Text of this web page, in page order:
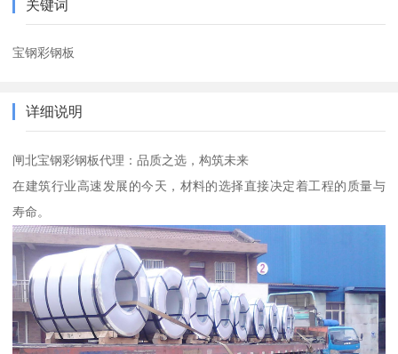
关键词
宝钢彩钢板
详细说明
闸北宝钢彩钢板代理：品质之选，构筑未来
在建筑行业高速发展的今天，材料的选择直接决定着工程的质量与
寿命。